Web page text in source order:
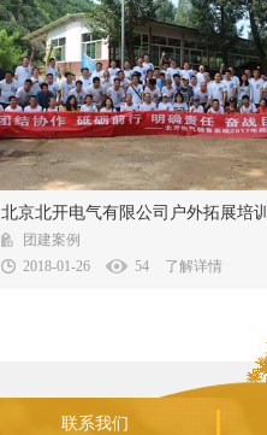
内容摘要部分...
北京北开电气有限公司户外拓展培训
团建案例
2018-01-26
54 了解详情
联系我们